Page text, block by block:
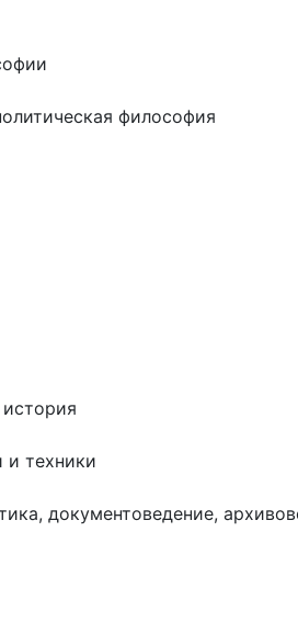
философия
и техники
документоведение,